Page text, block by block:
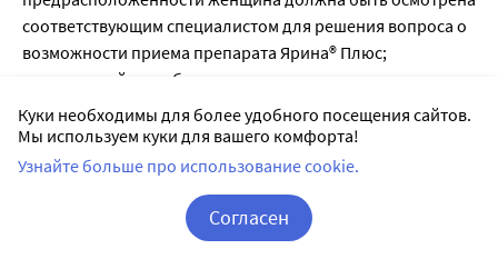
Куки необходимы для более удобного посещения сайтов.
Мы используем куки для вашего комфорта!
Узнайте больше про использование cookie.
Согласен